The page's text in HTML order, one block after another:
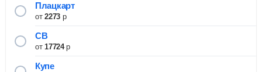
Плацкарт
от2273р
СВ
от17724р
Купе